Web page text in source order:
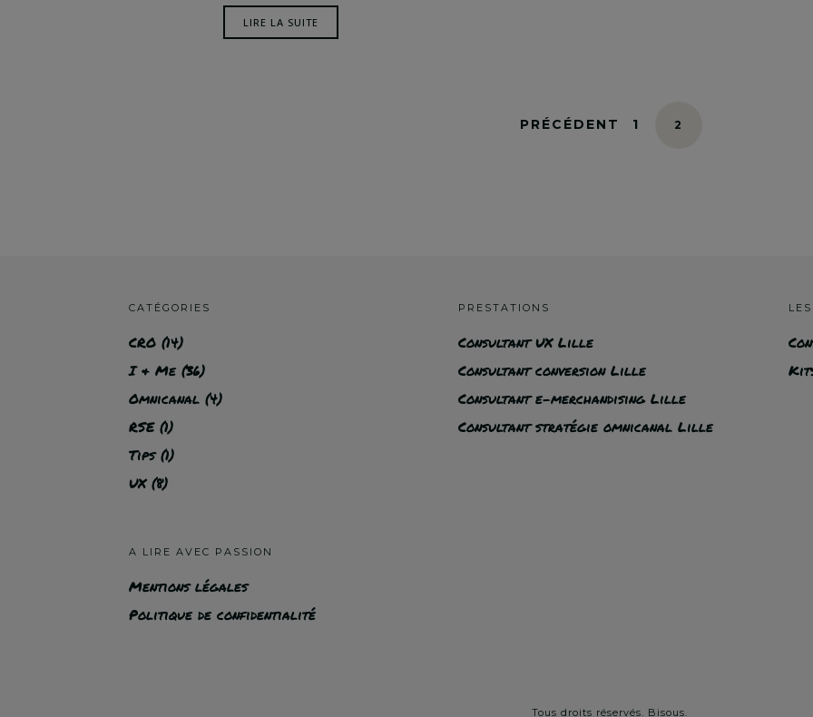
LIRE LA SUITE
PRÉCÉDENT PAGE
1 PAGE
2
CATÉGORIES
CRO (14)
I & Me (36)
Omnicanal (4)
RSE(1)
Tips(1)
UX(8)
A LIRE AVEC PASSION
Mentions légales
Politique de confidentialité
PRESTATIONS
Consultant UX Lille
Consultant conversion Lille
Consultant e-merchandising Lille
Consultant stratégie omnicanal Lille
Tous droits réservés. Bisous.